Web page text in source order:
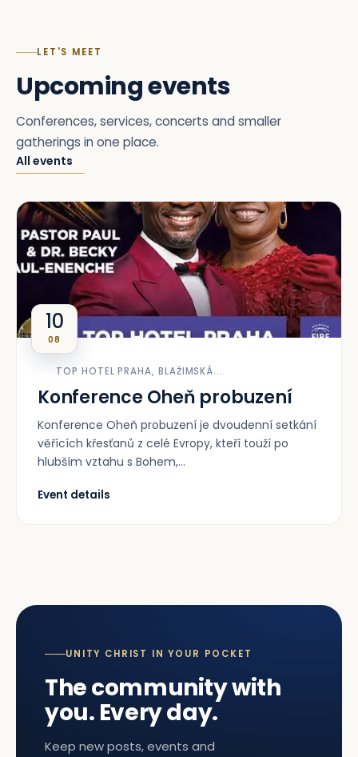
LET'S MEET
Upcoming events
Conferences, services, concerts and smaller
gatherings in one place.
All events
10
08
TOP HOTEL PRAHA, BLAŽIMSKÁ...
Konference Oheň probuzení
Konference Oheň probuzení je dvoudenní setkání
věřících křesťanů z celé Evropy, kteří touží po
hlubším vztahu s Bohem,...
Event details
UNITY CHRIST IN YOUR POCKET
The community with
you. Every day.
Keep new posts, events and